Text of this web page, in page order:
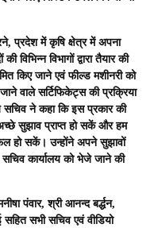
प्रदेश में कृषि क्षेत्र में अपना
विभागों द्वारा तैयार की
किए जाने एवं फील्ड मशीनरी को
वाले सर्टिफिकेट्स की प्रक्रिया
ने कहा कि इस प्रकार की
सुझाव प्राप्त हो सकें और हम
सकें। उन्होंने अपने सुझावों
कार्यालय को भेजे जाने की
पंवार, श्री आनन्द बर्द्धन,
सभी सचिव एवं वीडियो